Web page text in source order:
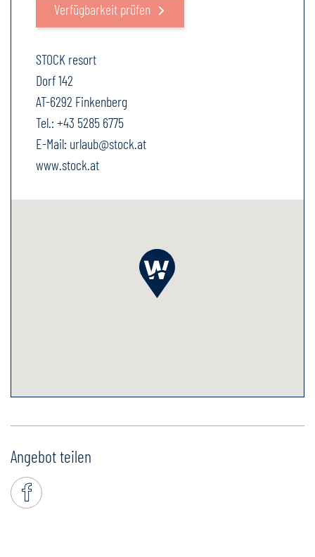
Verfügbarkeit prüfen
STOCK resort
Dorf 142
AT-6292 Finkenberg
Tel.: +43 5285 6775
E-Mail: urlaub@stock.at
www.stock.at
Angebot teilen